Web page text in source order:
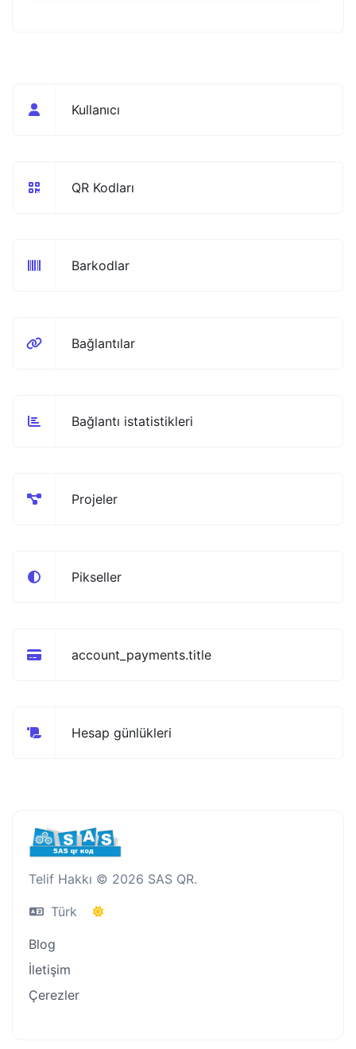
Kullanıcı
QR Kodları
Barkodlar
Bağlantılar
Bağlantı istatistikleri
Projeler
Pikseller
account_payments.title
Hesap günlükleri
Telif Hakkı © 2026 SAS QR.
Türk
Blog
İletişim
Çerezler